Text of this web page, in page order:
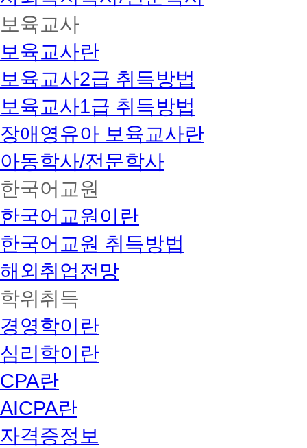
보육교사
보육교사란
보육교사2급 취득방법
보육교사1급 취득방법
장애영유아 보육교사란
아동학사/전문학사
한국어교원
한국어교원이란
한국어교원 취득방법
해외취업전망
학위취득
경영학이란
심리학이란
CPA란
AICPA란
자격증정보